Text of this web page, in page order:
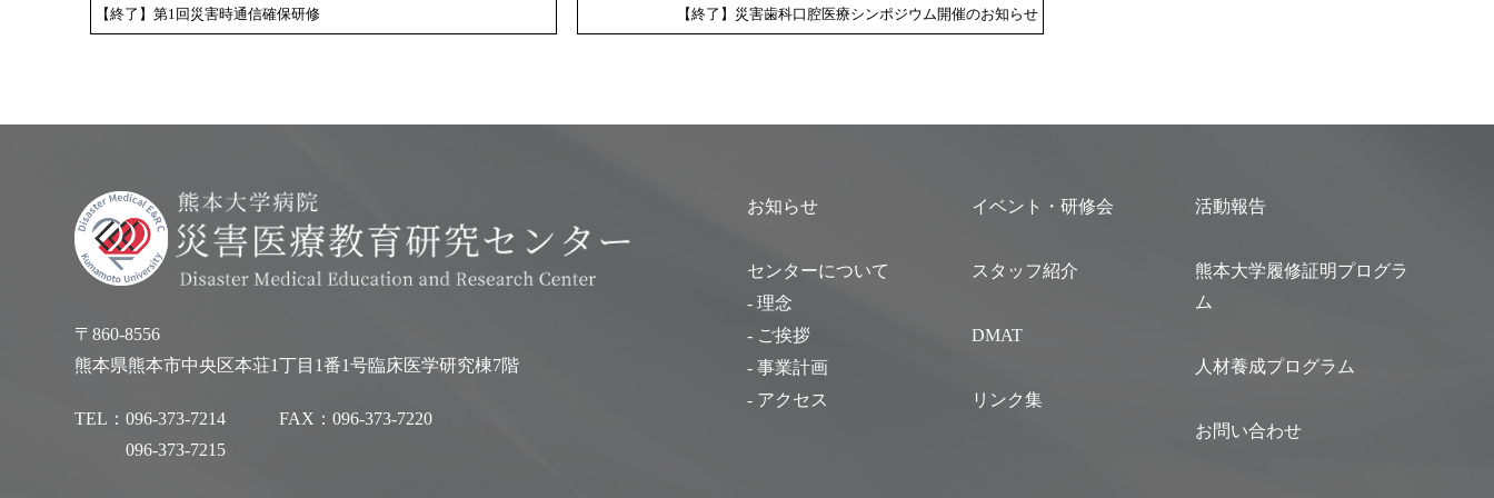
【終了】第1回災害時通信確保研修 【終了】災害歯科口腔医療シンポジウム開催のお知らせ
〒860-8556
熊本県熊本市中央区本荘1丁目1番1号臨床医学研究棟7階
TEL：096-373-7214
096-373-7215
FAX： 096-373-7220
お知らせ
センターについて
- 理念
- ご挨拶
- 事業計画
- アクセス
イベント・研修会
スタッフ紹介
DMAT
リンク集
活動報告
熊本大学履修証明プログラ
ム
人材養成プログラム
お問い合わせ